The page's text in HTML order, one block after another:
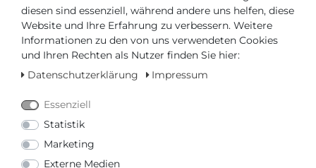
Versandfertig in 2-3 Werktagen
AUTORISIERTER HÄNDLER
Ihr Preis bei3% Skonto
2468,65 € *
diesen sind essenziell, während andere uns helfen, diese
Website und Ihre Erfahrung zu verbessern. Weitere
Informationen zu den von uns verwendeten Cookies
und Ihren Rechten als Nutzer finden Sie hier:
Datenschutzerklärung
Impressum
Essenziell
Statistik
Marketing
Externe Medien